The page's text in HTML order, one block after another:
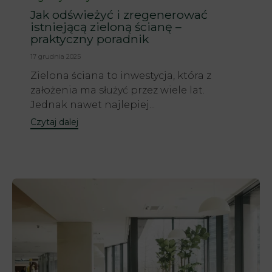
Jak odświeżyć i zregenerować
istniejącą zieloną ścianę –
praktyczny poradnik
17 grudnia 2025
Zielona ściana to inwestycja, która z
założenia ma służyć przez wiele lat.
Jednak nawet najlepiej...
Czytaj dalej